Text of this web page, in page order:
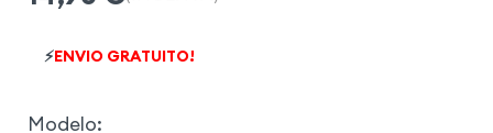
⚡ENVIO GRATUITO!
Modelo: